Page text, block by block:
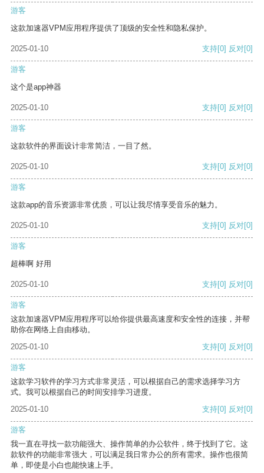
游客
这款加速器VPM应用程序提供了顶级的安全性和隐私保护。
2025-01-10 支持[0] 反对[0]
游客
这个是app神器
2025-01-10 支持[0] 反对[0]
游客
这款软件的界面设计非常简洁，一目了然。
2025-01-10 支持[0] 反对[0]
游客
这款app的音乐资源非常优质，可以让我尽情享受音乐的魅力。
2025-01-10 支持[0] 反对[0]
游客
超棒啊 好用
2025-01-10 支持[0] 反对[0]
游客
这款加速器VPM应用程序可以给你提供最高速度和安全性的连接，并帮
助你在网络上自由移动。
2025-01-10
支持[0] 反对[0]
游客
这款学习软件的学习方式非常灵活，可以根据自己的需求选择学习方
式。我可以根据自己的时间安排学习进度。
2025-01-10
支持[0] 反对[0]
游客
我一直在寻找一款功能强大、操作简单的办公软件，终于找到了它。这
款软件的功能非常强大，可以满足我日常办公的所有需求。操作也很简
单，即使是小白也能快速上手。